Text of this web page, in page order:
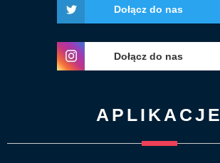
Dołącz do nas
Dołącz do nas
APLIKACJE